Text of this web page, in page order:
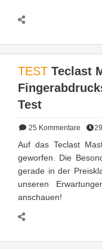
TEST Teclast
Test
25 Kommentare
Auf das Teclast
geworfen. Die
gerade in der
unseren
anschauen!